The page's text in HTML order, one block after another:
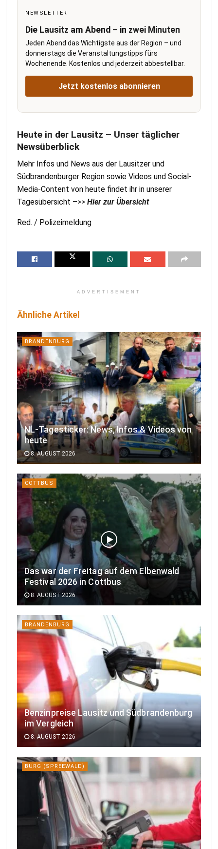
NEWSLETTER
Die Lausitz am Abend – in zwei Minuten
Jeden Abend das Wichtigste aus der Region – und
donnerstags die Veranstaltungstipps fürs
Wochenende. Kostenlos und jederzeit abbestellbar.
Jetzt kostenlos abonnieren
Heute in der Lausitz – Unser täglicher
Newsüberblick
Mehr Infos und News aus der Lausitzer und
Südbrandenburger Region sowie Videos und Social-
Media-Content von heute findet ihr in unserer
Tagesübersicht –>> Hier zur Übersicht
Red. / Polizeimeldung
ADVERTISEMENT
Ähnliche Artikel
BRANDENBURG
NL-Tagesticker: News, Infos & Videos von
heute
8. AUGUST 2026
COTTBUS
Das war der Freitag auf dem Elbenwald
Festival 2026 in Cottbus
8. AUGUST 2026
BRANDENBURG
Benzinpreise Lausitz und Südbrandenburg
im Vergleich
8. AUGUST 2026
BURG (SPREEWALD)